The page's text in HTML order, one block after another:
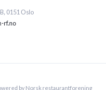
0151 Oslo
rf.no
by Norsk restaurantforening